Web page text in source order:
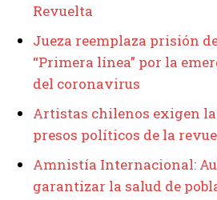
Revuelta
Jueza reemplaza prisión
“Primera línea” por la
del coronavirus
Artistas chilenos exigen
presos políticos de la
Amnistía Internacional:
garantizar la salud de